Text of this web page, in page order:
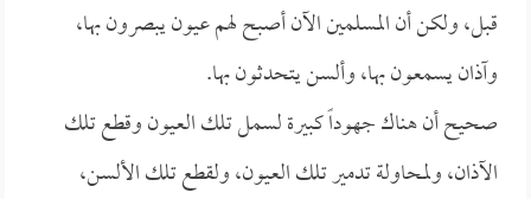
قبل، ولكن أن المسلمين الآن أصبح لهم عيون يبصرون بها،
وآذان يسمعون بها، وألسن يتحدثون بها.
صحيح أن هناك جهوداً كبيرة لسمل تلك العيون وقطع تلك
الآذان، ولمحاولة تدمير تلك العيون، ولقطع تلك الألسن،